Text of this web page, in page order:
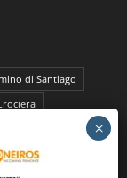
di Santiago